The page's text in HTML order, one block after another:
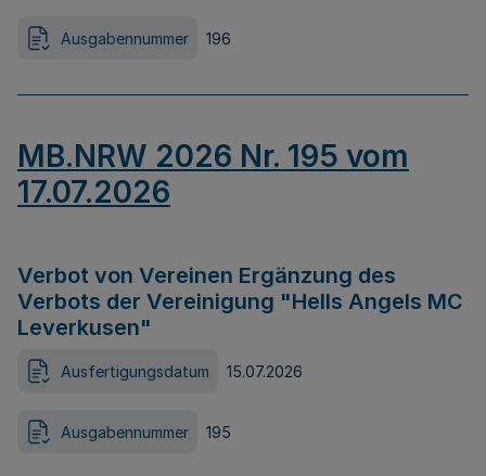
Ausgabennummer 196
MB.NRW 2026 Nr. 195 vom
17.07.2026
Verbot von Vereinen Ergänzung des
Verbots der Vereinigung "Hells Angels MC
Leverkusen"
Ausfertigungsdatum 15.07.2026
Ausgabennummer 195